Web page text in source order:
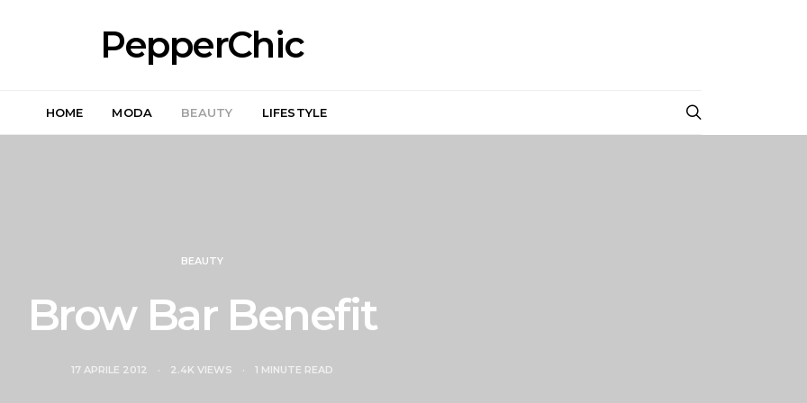
PepperChic
HOME MODA BEAUTY LIFESTYLE
BEAUTY
Brow Bar Benefit
17 APRILE 2012 2.4K VIEWS 1 MINUTE READ